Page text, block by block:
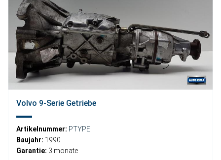
Volvo 9-Serie Getriebe
Artikelnummer: PTYPE
Baujahr: 1990
Garantie: 3 monate